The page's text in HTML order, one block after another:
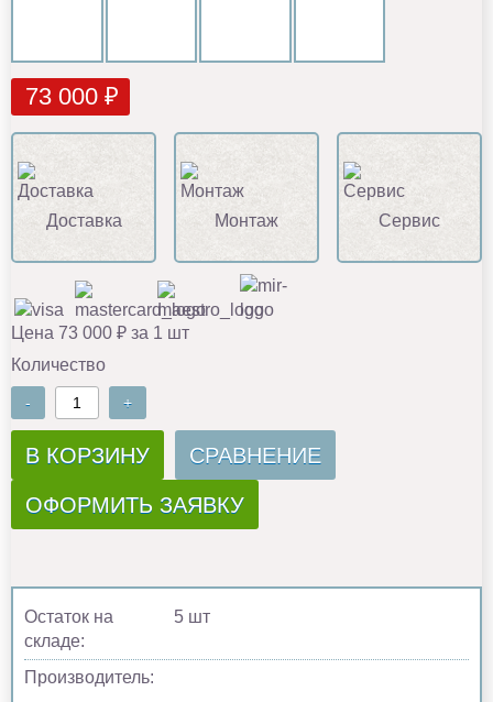
73 000 ₽
Доставка Монтаж Сервис
Цена 73 000 ₽ за 1 шт
Количество
- +
В КОРЗИНУ СРАВНЕНИЕ
ОФОРМИТЬ ЗАЯВКУ
Остаток на
складе:
5 шт
Производитель: